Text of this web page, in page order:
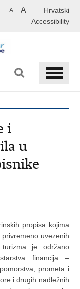
Hrvatski
A A
Accessibility
i
u
propisa kojima
uvezenih
je održano
financija –
prometa i
i drugih nadležnih